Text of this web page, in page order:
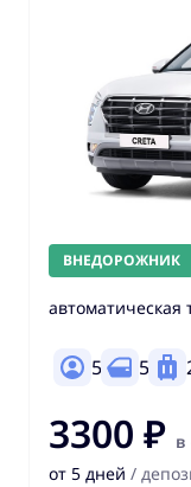
ВНЕДОРОЖНИК
5 5
3300 ₽ в
от 5 дней /